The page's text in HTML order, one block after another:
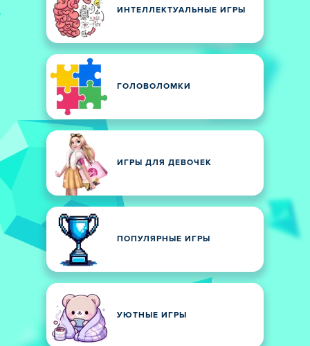
ИНТЕЛЛЕКТУАЛЬНЫЕ ИГРЫ
ГОЛОВОЛОМКИ
ИГРЫ ДЛЯ ДЕВОЧЕК
ПОПУЛЯРНЫЕ ИГРЫ
УЮТНЫЕ ИГРЫ